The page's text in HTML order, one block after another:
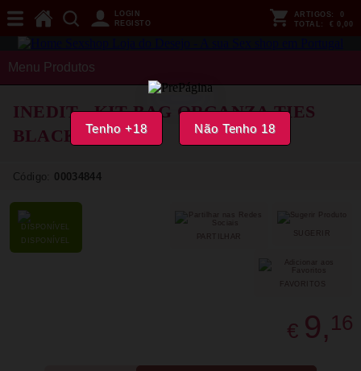
Tenho +18 Não Tenho 18
LOGIN
REGISTO
ARTIGOS:
0
TOTAL: € 0,00
Menu Produtos
INEDIT - KIT BAG ORGANZA TIES
BLACK
Código: 00034844
DISPONÍVEL
SUGERIR
FAVORITOS
€ 9, 16